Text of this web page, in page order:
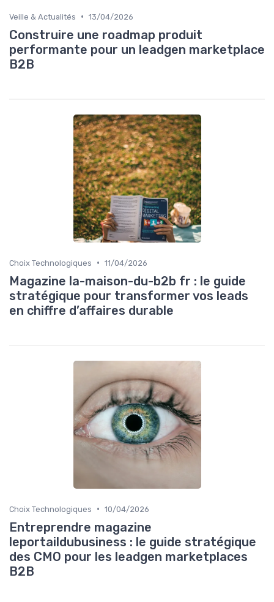
Veille & Actualités • 13/04/2026
Construire une roadmap produit
performante pour un leadgen marketplace
B2B
Choix Technologiques • 11/04/2026
Magazine la-maison-du-b2b fr : le guide
stratégique pour transformer vos leads
en chiffre d’affaires durable
Choix Technologiques • 10/04/2026
Entreprendre magazine
leportaildubusiness : le guide stratégique
des CMO pour les leadgen marketplaces
B2B